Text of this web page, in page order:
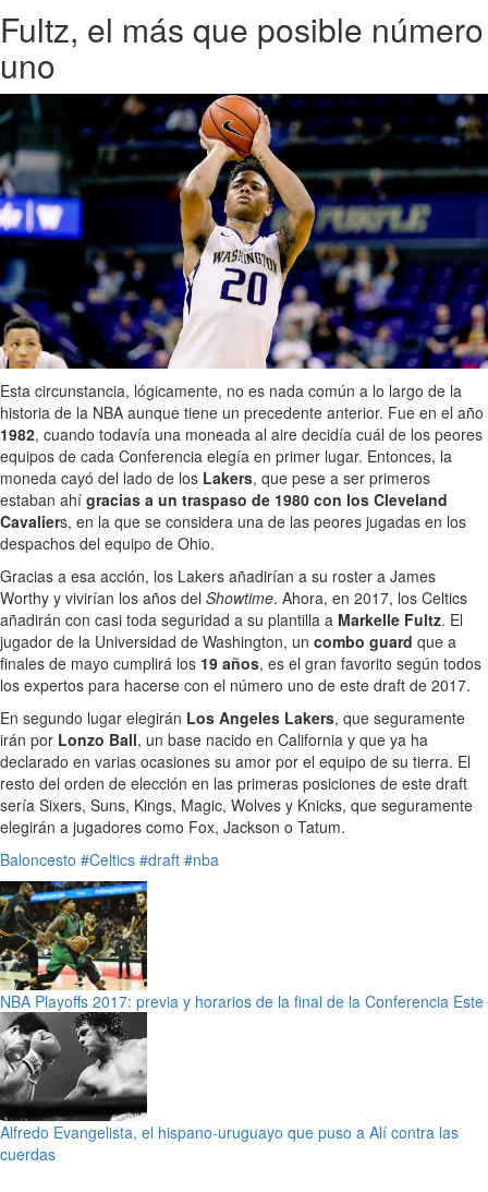
Fultz, el más que posible número
uno
Esta circunstancia, lógicamente, no es nada común a lo largo de la
historia de la NBA aunque tiene un precedente anterior. Fue en el año
1982, cuando todavía una moneada al aire decidía cuál de los peores
equipos de cada Conferencia elegía en primer lugar. Entonces, la
moneda cayó del lado de los Lakers, que pese a ser primeros
estaban ahí gracias a un traspaso de 1980 con los Cleveland
Cavaliers, en la que se considera una de las peores jugadas en los
despachos del equipo de Ohio.
Gracias a esa acción, los Lakers añadirían a su roster a James
Worthy y vivirían los años del Showtime. Ahora, en 2017, los Celtics
añadirán con casi toda seguridad a su plantilla a Markelle Fultz. El
jugador de la Universidad de Washington, un combo guard que a
finales de mayo cumplirá los 19 años, es el gran favorito según todos
los expertos para hacerse con el número uno de este draft de 2017.
En segundo lugar elegirán Los Angeles Lakers, que seguramente
irán por Lonzo Ball, un base nacido en California y que ya ha
declarado en varias ocasiones su amor por el equipo de su tierra. El
resto del orden de elección en las primeras posiciones de este draft
sería Sixers, Suns, Kings, Magic, Wolves y Knicks, que seguramente
elegirán a jugadores como Fox, Jackson o Tatum.
Baloncesto #Celtics #draft #nba
NBA Playoffs 2017: previa y horarios de la final de la Conferencia Este
Alfredo Evangelista, el hispano-uruguayo que puso a Alí contra las
cuerdas